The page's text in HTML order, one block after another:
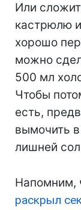
Или
кастрюлю
хорошо
можно
500 мл
Чтобы
есть,
вымочить
лишней
Напомним,
раскрыл